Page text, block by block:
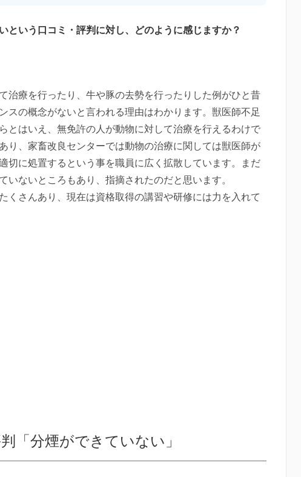
という口コミ・評判に対し、どのように感じますか？
治療を行ったり、牛や豚の去勢を行ったりした例がひと昔
スの概念がないと言われる理由はわかります。獣医師不足
とはいえ、無免許の人が動物に対して治療を行えるわけで
り、家畜改良センターでは動物の治療に関しては獣医師が
切に処置するという事を職員に広く拡散しています。まだ
いないところもあり、指摘されたのだと思います。
くさんあり、現在は資格取得の講習や研修には力を入れて
「分煙ができていない」